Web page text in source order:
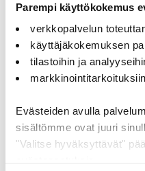
Parempi käyttökokemus
verkkopalvelun
käyttäjäkokemuksen
tilastoihin ja
Evästeiden avulla
sisältömme ovat juuri
"Valitse hyväksyttävät"